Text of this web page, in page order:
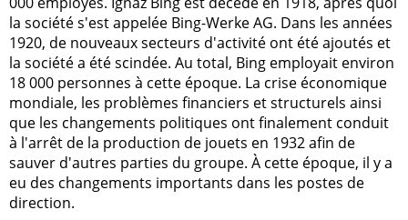
la société s'est appelée Bing-Werke AG. Dans les années
1920, de nouveaux secteurs d'activité ont été ajoutés et
la société a été scindée. Au total, Bing employait environ
18 000 personnes à cette époque. La crise économique
mondiale, les problèmes financiers et structurels ainsi
que les changements politiques ont finalement conduit
à l'arrêt de la production de jouets en 1932 afin de
sauver d'autres parties du groupe. À cette époque, il y a
eu des changements importants dans les postes de
direction.